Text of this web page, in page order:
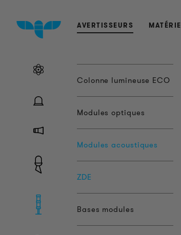
AVERTISSEURS
Colonne lumineuse ECO
Modules optiques
Modules acoustiques
ZDE
Bases modules